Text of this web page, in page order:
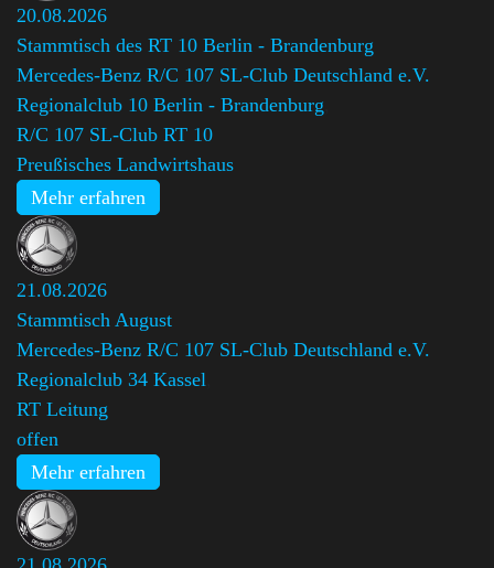
20.08.2026
Stammtisch des RT 10 Berlin - Brandenburg
Mercedes-Benz R/C 107 SL-Club Deutschland e.V.
Regionalclub 10 Berlin - Brandenburg
R/C 107 SL-Club RT 10
Preußisches Landwirtshaus
Mehr erfahren
21.08.2026
Stammtisch August
Mercedes-Benz R/C 107 SL-Club Deutschland e.V.
Regionalclub 34 Kassel
RT Leitung
offen
Mehr erfahren